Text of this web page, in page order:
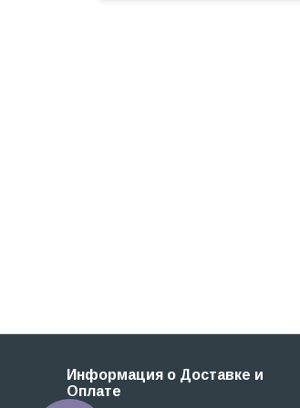
Информация о Доставке и
Оплате